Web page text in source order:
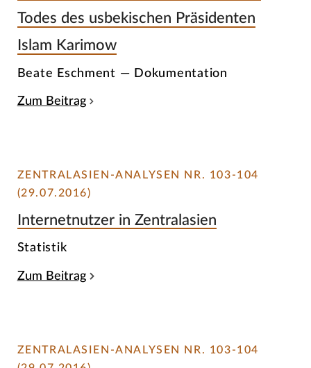
Todes des usbekischen Präsidenten
Islam Karimow
Beate Eschment — Dokumentation
Zum Beitrag
ZENTRALASIEN-ANALYSEN NR. 103-104
(29.07.2016)
Internetnutzer in Zentralasien
Statistik
Zum Beitrag
ZENTRALASIEN-ANALYSEN NR. 103-104